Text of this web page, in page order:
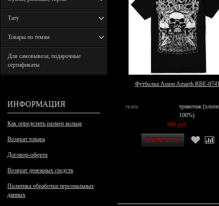
Тату
Товары по темам
Для самовывоза; подарочные
сертификаты
ИНФОРМАЦИЯ
Как определить размер кольца
Возврат товара
Договор-оферта
Возврат денежных средств
Политика обработки персональных
данных
Футболка Amon Amarth RBE-
ткань
трикотаж
100%)
900 руб.